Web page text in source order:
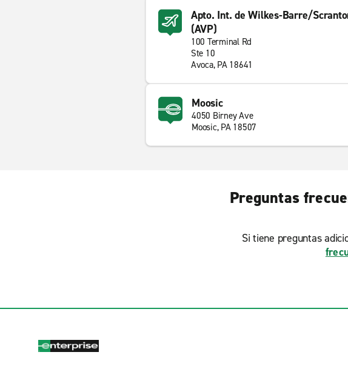
Apto. Int. de Wilkes-Barre/
(AVP)
100 Terminal Rd
Ste 10
Avoca, PA 18641
Moosic
4050 Birney Ave
Moosic, PA 18507
Preguntas
Si tiene preguntas